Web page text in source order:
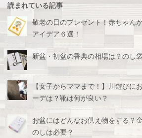
読まれている記事
敬老の日のプレゼント！赤ちゃん
アイデア６選！
新盆・初盆の香典の相場は？のし
【女子からママまで！】川遊びに
ーデは？靴は何が良い？
お盆にはどんなお供え物をする？
のしは必要？